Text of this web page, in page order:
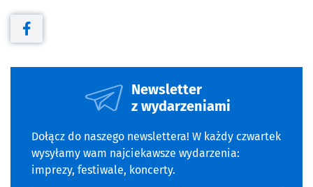
Otwiera się w nowej karcie
Newsletter
z wydarzeniami
Dołącz do naszego newslettera! W każdy czwartek
wysyłamy wam najciekawsze wydarzenia:
imprezy, festiwale, koncerty.